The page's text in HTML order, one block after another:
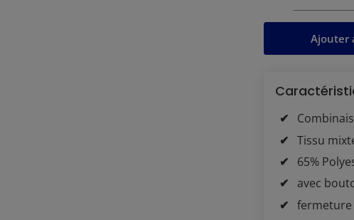
Ajouter
Tissu
65%
avec
fermeture